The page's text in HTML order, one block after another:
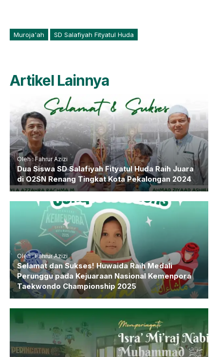
Muroja'ah SD Salafiyah Fityatul Huda
Artikel Lainnya
Oleh : Fahrur Azizi
Dua Siswa SD Salafiyah Fityatul Huda Raih Juara
di O2SN Renang Tingkat Kota Pekalongan 2024
Oleh : Fahrur Azizi
Selamat dan Sukses! Huwaida Raih Medali
Perunggu pada Kejuaraan Nasional Kemenpora
Taekwondo Championship 2025